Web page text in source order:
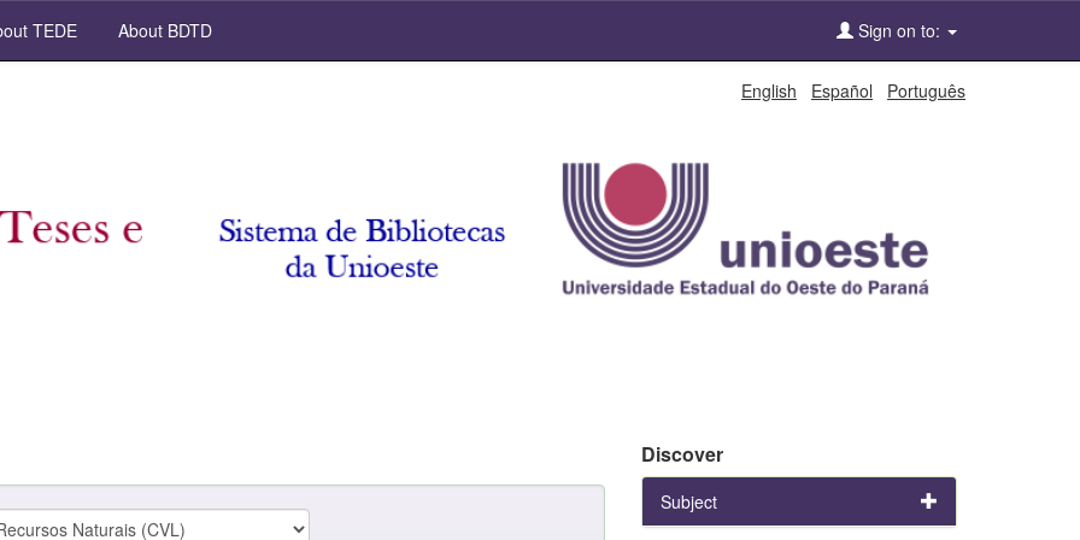
TEDE About BDTD Sign on to:
English Español Português
Discover
Subject